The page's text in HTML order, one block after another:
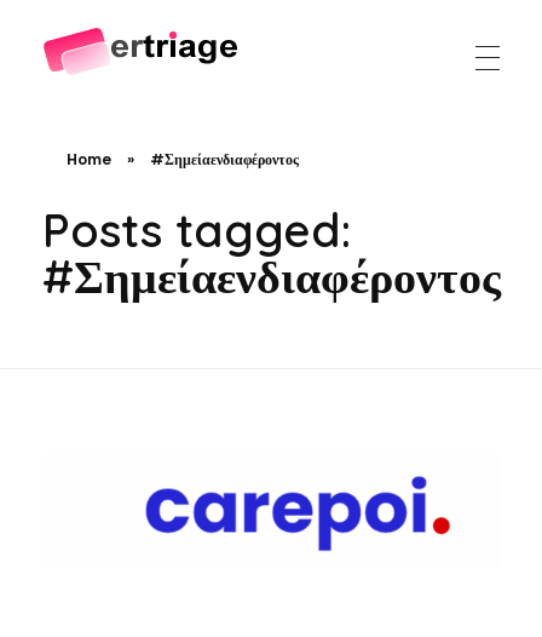
Home » #Σημείαενδιαφέροντος
Posts tagged:
#Σημείαενδιαφέροντος